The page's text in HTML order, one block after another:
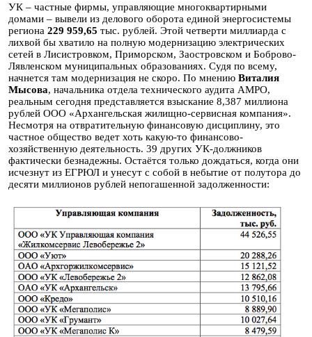
УК – частные фирмы, управляющие многоквартирными
домами – вывели из делового оборота единой энергосистемы
региона 229 959,65 тыс. рублей. Этой четверти миллиарда с
лихвой бы хватило на полную модернизацию электрических
сетей в Лисистровком, Приморском, Заостровском и Боброво-
Лявленском муниципальных образованиях. Судя по всему,
начнется там модернизация не скоро. По мнению Виталия
Мысова, начальника отдела технического аудита АМРО,
реальным сегодня представляется взыскание 8,387 миллиона
рублей ООО «Архангельская жилищно-сервисная компания».
Несмотря на отвратительную финансовую дисциплину, это
частное общество ведет хоть какую-то финансово-
хозяйственную деятельность. 39 других УК-должников
фактически безнадежны. Остаётся только дождаться, когда они
исчезнут из ЕГРЮЛ и унесут с собой в небытие от полутора до
десяти миллионов рублей непогашенной задолженности: